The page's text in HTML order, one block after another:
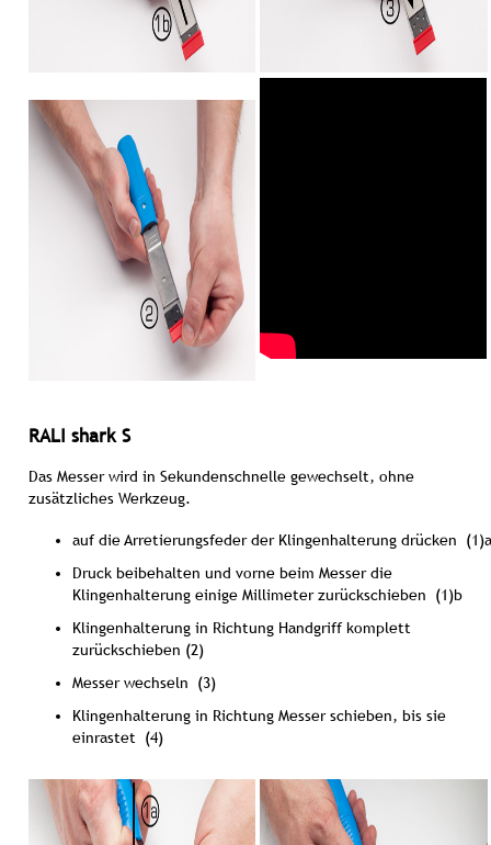
RALI shark S
Das Messer wird in Sekundenschnelle gewechselt, ohne
zusätzliches Werkzeug.
auf die Arretierungsfeder der Klingenhalterung drücken
(1)a
Druck beibehalten und vorne beim Messer die
Klingenhalterung einige Millimeter zurückschieben
(1)b
Klingenhalterung in Richtung Handgriff komplett
zurückschieben (2)
Messer wechseln
(3)
Klingenhalterung in Richtung Messer schieben, bis sie
einrastet
(4)